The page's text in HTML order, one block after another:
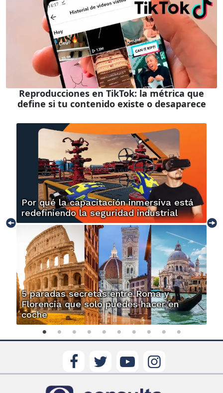
Reproducciones en TikTok: la métrica que
define si tu contenido existe o desaparece
Por qué la capacitación inmersiva está
redefiniendo la seguridad industrial
5 paradas secretas entre Roma y
Florencia que solo puedes hacer en
coche